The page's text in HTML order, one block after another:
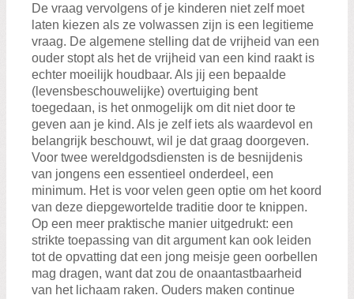
De vraag vervolgens of je kinderen niet zelf moet
laten kiezen als ze volwassen zijn is een legitieme
vraag. De algemene stelling dat de vrijheid van een
ouder stopt als het de vrijheid van een kind raakt is
echter moeilijk houdbaar. Als jij een bepaalde
(levensbeschouwelijke) overtuiging bent
toegedaan, is het onmogelijk om dit niet door te
geven aan je kind. Als je zelf iets als waardevol en
belangrijk beschouwt, wil je dat graag doorgeven.
Voor twee wereldgodsdiensten is de besnijdenis
van jongens een essentieel onderdeel, een
minimum. Het is voor velen geen optie om het koord
van deze diepgewortelde traditie door te knippen.
Op een meer praktische manier uitgedrukt: een
strikte toepassing van dit argument kan ook leiden
tot de opvatting dat een jong meisje geen oorbellen
mag dragen, want dat zou de onaantastbaarheid
van het lichaam raken. Ouders maken continue